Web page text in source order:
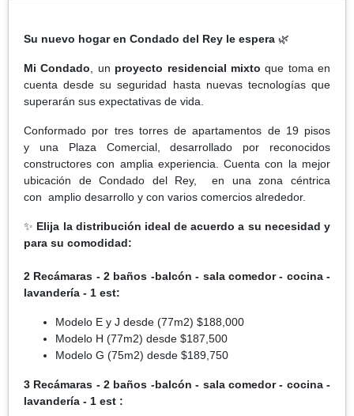
Su nuevo hogar en Condado del Rey le espera 🌿
Mi Condado , un proyecto residencial mixto que toma en
cuenta desde su seguridad hasta nuevas tecnologías que
superarán sus expectativas de vida.
Conformado por tres torres de apartamentos de 19 pisos
y una Plaza Comercial, desarrollado por reconocidos
constructores con amplia experiencia. Cuenta con la mejor
ubicación de Condado del Rey, en una zona céntrica
con amplio desarrollo y con varios comercios alrededor.
✨ Elija la distribución ideal de acuerdo a su necesidad y
para su comodidad:
2 Recámaras - 2 baños -balcón - sala comedor - cocina -
lavandería - 1 est:
Modelo E y J desde (77m2) $188,000
Modelo H (77m2) desde $187,500
Modelo G (75m2) desde $189,750
3 Recámaras - 2 baños -balcón - sala comedor - cocina -
lavandería - 1 est :